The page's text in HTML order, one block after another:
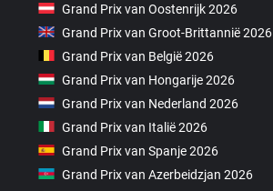
Grand Prix van Oostenrijk 2026
Grand Prix van Groot-Brittannië 2026
Grand Prix van België 2026
Grand Prix van Hongarije 2026
Grand Prix van Nederland 2026
Grand Prix van Italië 2026
Grand Prix van Spanje 2026
Grand Prix van Azerbeidzjan 2026